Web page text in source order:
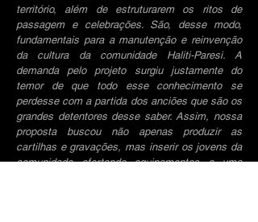
território, além de estruturarem os ritos de
passagem e celebrações. São, desse modo,
fundamentais para a manutenção e reinvenção
da cultura da comunidade Haliti-Paresi. A
demanda pelo projeto surgiu justamente do
temor de que todo esse conhecimento se
perdesse com a partida dos anciões que são os
grandes detentores desse saber. Assim, nossa
proposta buscou não apenas produzir as
cartilhas e gravações, mas inserir os jovens da
comunidade ofertando equipamentos e uma